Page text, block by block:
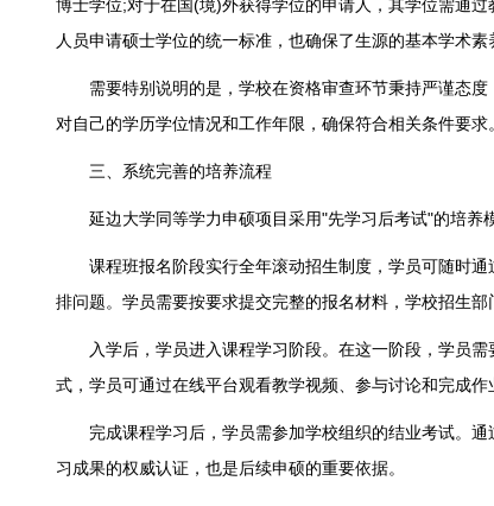
博士学位;对于在国(境)外获得学位的申请人，其学位需通
人员申请硕士学位的统一标准，也确保了生源的基本学术素
需要特别说明的是，学校在资格审查环节秉持严谨态度
对自己的学历学位情况和工作年限，确保符合相关条件要求
三、系统完善的培养流程
延边大学同等学力申硕项目采用"先学习后考试"的培养
课程班报名阶段实行全年滚动招生制度，学员可随时通
排问题。学员需要按要求提交完整的报名材料，学校招生
入学后，学员进入课程学习阶段。在这一阶段，学员需
式，学员可通过在线平台观看教学视频、参与讨论和完成
完成课程学习后，学员需参加学校组织的结业考试。通
习成果的权威认证，也是后续申硕的重要依据。